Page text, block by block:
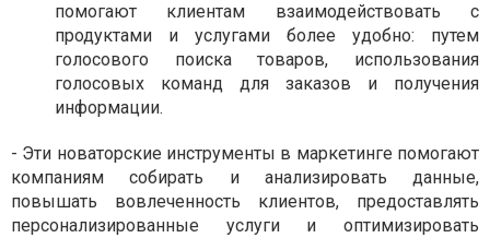
помогают клиентам взаимодействовать с
продуктами и услугами более удобно: путем
голосового поиска товаров, использования
голосовых команд для заказов и получения
информации.
- Эти новаторские инструменты в маркетинге помогают
компаниям собирать и анализировать данные,
повышать вовлеченность клиентов, предоставлять
персонализированные услуги и оптимизировать